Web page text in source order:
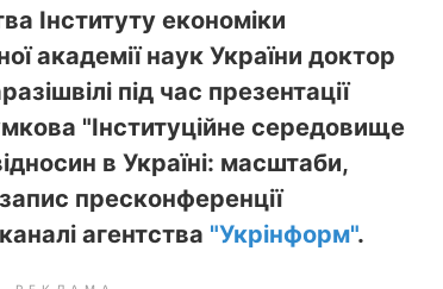
Інституту економіки
академії наук України доктор
під час презентації
"Інституційне середовище
в Україні: масштаби,
пресконференції
агентства "Укрінформ".